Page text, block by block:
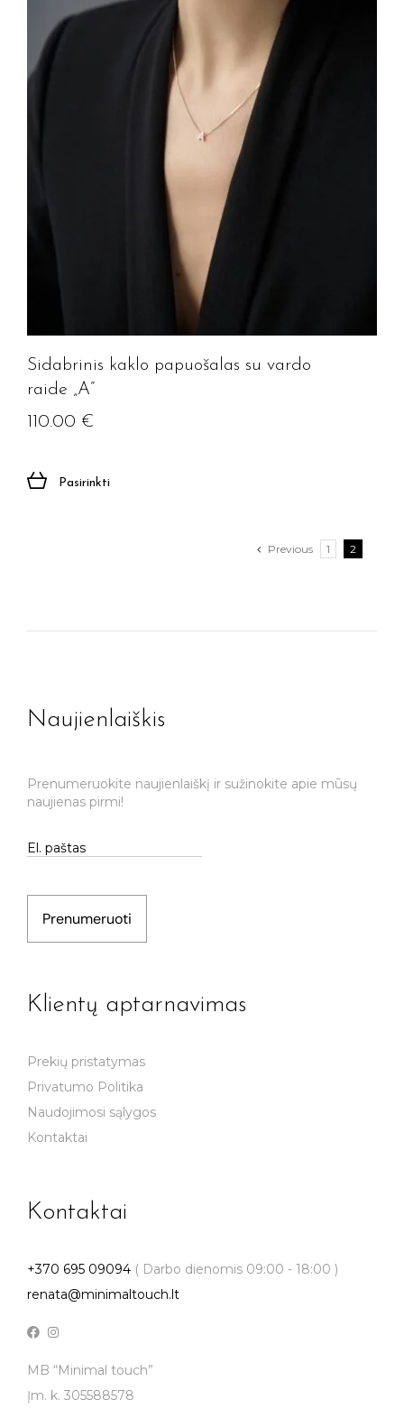
Sidabrinis kaklo papuošalas su vardo
raide „A”
110.00 €
Pasirinkti
Previous 1 2
Naujienlaiškis
Prenumeruokite naujienlaiškį ir sužinokite apie mūsų
naujienas pirmi!
Prenumeruoti
Klientų aptarnavimas
Prekių pristatymas
Privatumo Politika
Naudojimosi sąlygos
Kontaktai
Kontaktai
+370 695 09094 ( Darbo dienomis 09:00 - 18:00 )
renata@minimaltouch.lt
MB “Minimal touch”
Įm. k. 305588578